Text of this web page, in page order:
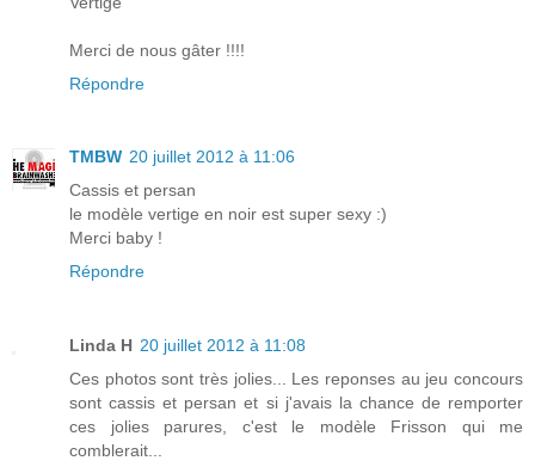
Merci de nous gâter !!!!
Répondre
TMBW 20 juillet 2012 à 11:06
Cassis et persan
le modèle vertige en noir est super sexy :)
Merci baby !
Répondre
Linda H 20 juillet 2012 à 11:08
Ces photos sont très jolies... Les reponses au jeu concours
sont cassis et persan et si j'avais la chance de remporter
ces jolies parures, c'est le modèle Frisson qui me
comblerait...